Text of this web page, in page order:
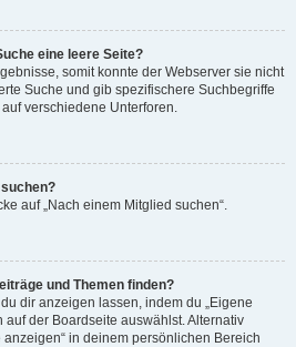
eine leere Seite?
somit konnte der Webserver sie nicht
Suche und gib spezifischere Suchbegriffe
verschiedene Unterforen.
auf „Nach einem Mitglied suchen“.
und Themen finden?
dir anzeigen lassen, indem du „Eigene
auf der Boardseite auswählst. Alternativ
anzeigen“ in deinem persönlichen Bereich